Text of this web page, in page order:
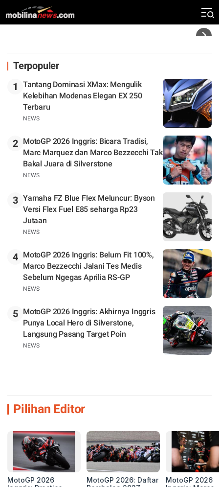
Rekor Kecepatan Silverstone!
Terpopuler
1
Tantang Dominasi XMax: Mengulik
Kelebihan Modenas Elegan EX 250
Terbaru
NEWS
2
MotoGP 2026 Inggris: Bicara Tradisi,
Marc Marquez dan Marco Bezzecchi Tak
Bakal Juara di Silverstone
NEWS
3 Yamaha FZ Blue Flex Meluncur: Byson
Versi Flex Fuel E85 seharga Rp23
Jutaan
NEWS
4
MotoGP 2026 Inggris: Belum Fit 100%,
Marco Bezzecchi Jalani Tes Medis
Sebelum Ngegas Aprilia RS-GP
NEWS
5
MotoGP 2026 Inggris: Akhirnya Inggris
Punya Local Hero di Silverstone,
Langsung Pasang Target Poin
NEWS
Pilihan Editor
MotoGP 2026
MotoGP 2026: Daftar
MotoGP 2026